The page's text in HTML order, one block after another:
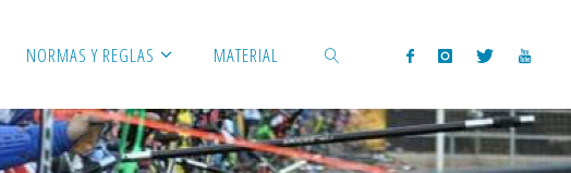
NORMAS Y REGLAS MATERIAL
BUSCAR